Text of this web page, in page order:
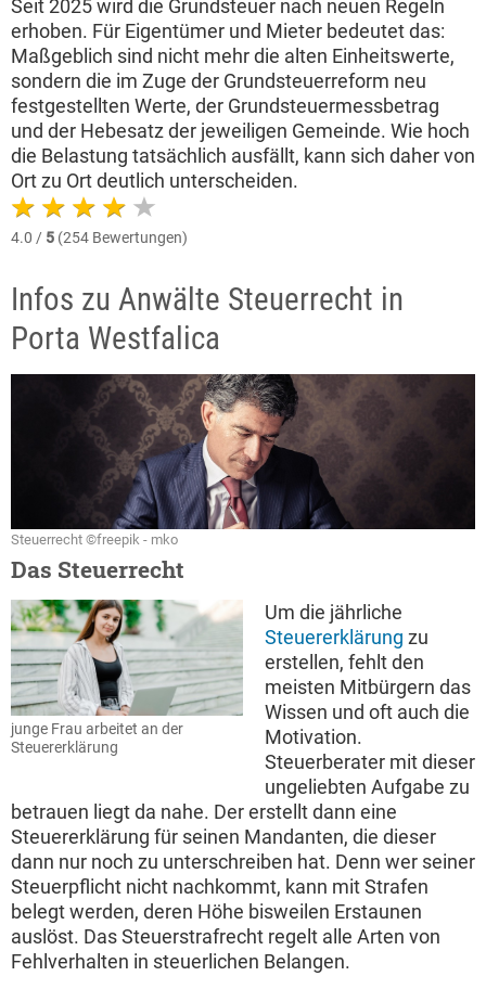
Seit 2025 wird die Grundsteuer nach neuen Regeln
erhoben. Für Eigentümer und Mieter bedeutet das:
Maßgeblich sind nicht mehr die alten Einheitswerte,
sondern die im Zuge der Grundsteuerreform neu
festgestellten Werte, der Grundsteuermessbetrag
und der Hebesatz der jeweiligen Gemeinde. Wie hoch
die Belastung tatsächlich ausfällt, kann sich daher von
Ort zu Ort deutlich unterscheiden.
4.0 / 5 (254 Bewertungen)
Infos zu Anwälte Steuerrecht in
Porta Westfalica
Steuerrecht ©freepik - mko
Das Steuerrecht
junge Frau arbeitet an der
Steuererklärung
Um die jährliche
Steuererklärung zu
erstellen, fehlt den
meisten Mitbürgern das
Wissen und oft auch die
Motivation.
Steuerberater mit dieser
ungeliebten Aufgabe zu
betrauen liegt da nahe. Der erstellt dann eine
Steuererklärung für seinen Mandanten, die dieser
dann nur noch zu unterschreiben hat. Denn wer seiner
Steuerpflicht nicht nachkommt, kann mit Strafen
belegt werden, deren Höhe bisweilen Erstaunen
auslöst. Das Steuerstrafrecht regelt alle Arten von
Fehlverhalten in steuerlichen Belangen.